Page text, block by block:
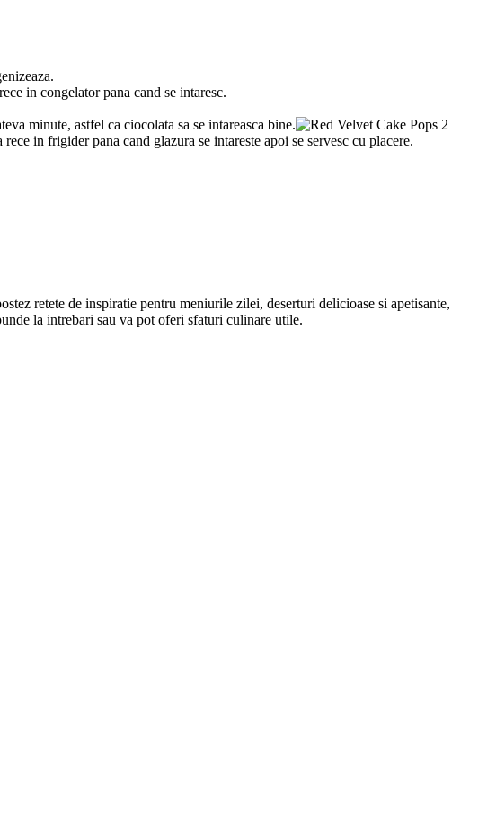
in congelator pana cand se intaresc.
minute, astfel ca ciocolata sa se intareasca bine.
in frigider pana cand glazura se intareste apoi se servesc cu placere.
retete de inspiratie pentru meniurile zilei, deserturi delicioase si apetisante,
la intrebari sau va pot oferi sfaturi culinare utile.